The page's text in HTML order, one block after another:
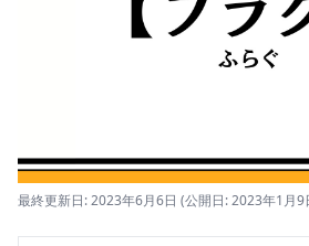
最終更新日: 2023年6月6日 (公開日: 2023年1月9